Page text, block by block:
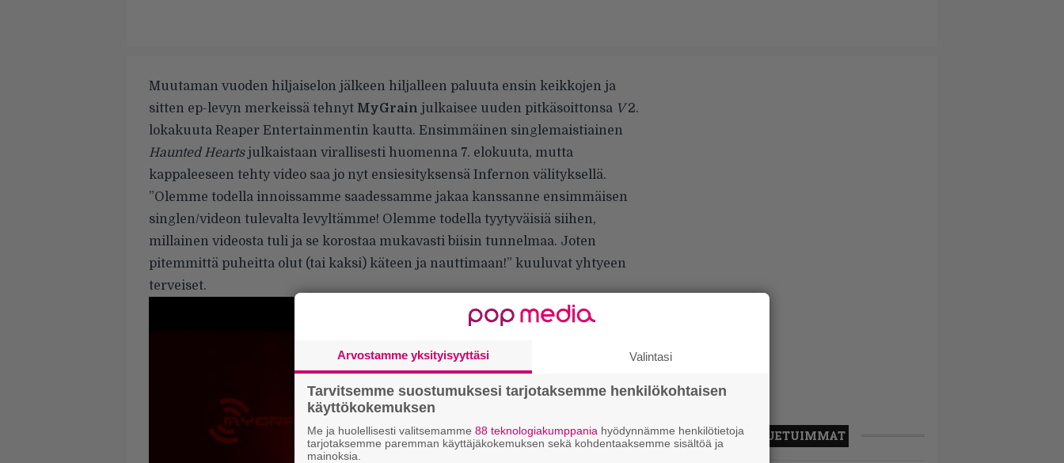
Muutaman vuoden hiljaiselon jälkeen hiljalleen paluuta ensin keikkojen ja
sitten ep-levyn merkeissä tehnyt MyGrain julkaisee uuden pitkäsoittonsa V2.
lokakuuta Reaper Entertainmentin kautta. Ensimmäinen singlemaistiainen
Haunted Heartsjulkaistaan virallisesti huomenna 7. elokuuta, mutta
kappaleeseen tehty video saa jo nyt ensiesityksensä Infernon välityksellä.
”Olemme todella innoissamme saadessamme jakaa kanssanne ensimmäisen
singlen/videon tulevalta levyltämme! Olemme todella tyytyväisiä siihen,
millainen videosta tuli ja se korostaa mukavasti biisin tunnelmaa. Joten
pitemmittä puheitta olut (tai kaksi) käteen ja nauttimaan!” kuuluvat yhtyeen
terveiset.
LUETUIMMAT
Arvostamme yksityisyyttäsi Valintasi
Tarvitsemme suostumuksesi tarjotaksemme henkilökohtaisen
käyttökokemuksen
Me ja huolellisesti valitsemamme 88 teknologiakumppania hyödynnämme henkilötietoja
tarjotaksemme paremman käyttäjäkokemuksen sekä kohdentaaksemme sisältöä ja
mainoksia.